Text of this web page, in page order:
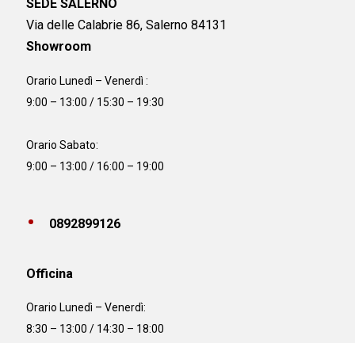
SEDE SALERNO
Via delle Calabrie 86, Salerno 84131
Showroom
Orario Lunedì – Venerdì :
9:00 – 13:00 / 15:30 – 19:30
Orario Sabato:
9:00 – 13:00 / 16:00 – 19:00
0892899126
Officina
Orario Lunedì – Venerdì:
8:30 – 13:00 / 14:30 – 18:00